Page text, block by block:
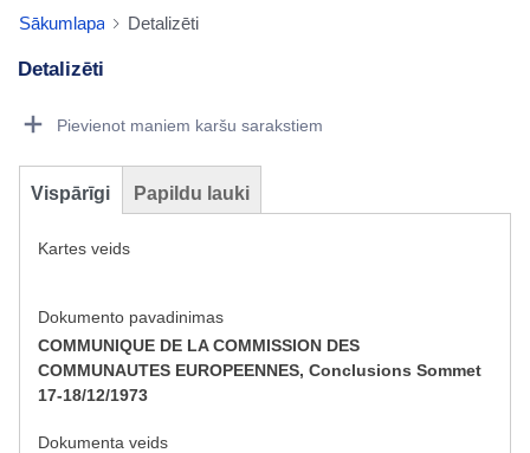
Sākumlapa Detalizēti
Detalizēti
Pievienot maniem karšu sarakstiem
Vispārīgi Papildu lauki
Kartes veids
Dokumento pavadinimas
COMMUNIQUE DE LA COMMISSION DES
COMMUNAUTES EUROPEENNES, Conclusions Sommet
17-18/12/1973
Dokumenta veids